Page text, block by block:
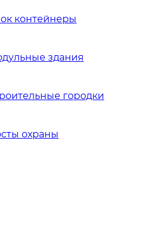
контейнеры
здания
городки
охраны